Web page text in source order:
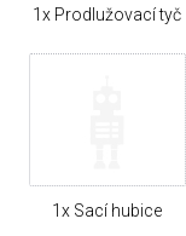
1x Prodlužovací tyč
1x Sací hubice